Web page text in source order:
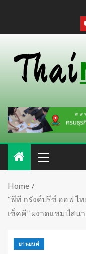
Home
“พีที กรังด์ปรีซ์ ออฟ ไ
เซ็คคี” ผงาดแชมป์สนา
ยานยนต์